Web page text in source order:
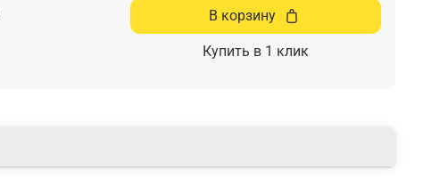
В корзину
Купить в 1 клик